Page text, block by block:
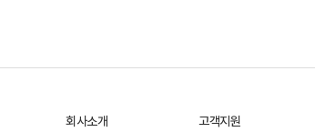
회사소개
고객지원